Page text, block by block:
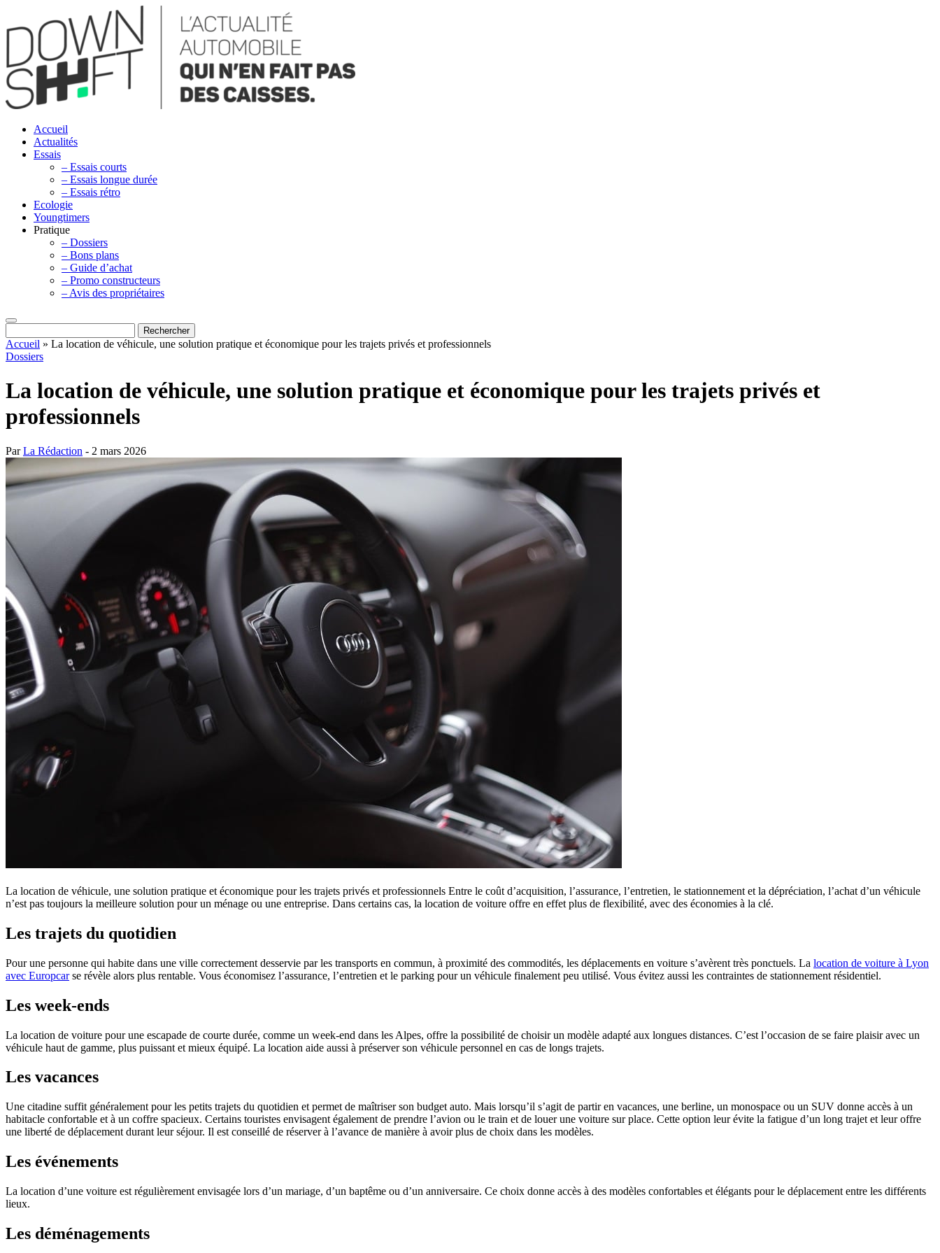
Accueil
Actualités
Essais
– Essais courts
– Essais longue durée
– Essais rétro
Ecologie
Youngtimers
Pratique
– Dossiers
– Bons plans
– Guide d’achat
– Promo constructeurs
– Avis des propriétaires
Accueil » La location de véhicule, une solution pratique et économique pour les trajets privés et professionnels
Dossiers
La location de véhicule, une solution pratique et économique pour les trajets privés et
professionnels
ParLa Rédaction - 2 mars 2026
La location de véhicule, une solution pratique et économique pour les trajets privés et professionnels Entre le coût d’acquisition, l’assurance, l’entretien, le stationnement et la dépréciation, l’achat d’un véhicule
n’est pas toujours la meilleure solution pour un ménage ou une entreprise. Dans certains cas, la location de voiture offre en effet plus de flexibilité, avec des économies à la clé.
Les trajets du quotidien
Pour une personne qui habite dans une ville correctement desservie par les transports en commun, à proximité des commodités, les déplacements en voiture s’avèrent très ponctuels. La location de voiture à Lyon
avec Europcarse révèle alors plus rentable. Vous économisez l’assurance, l’entretien et le parking pour un véhicule finalement peu utilisé. Vous évitez aussi les contraintes de stationnement résidentiel.
Les week-ends
La location de voiture pour une escapade de courte durée, comme un week-end dans les Alpes, offre la possibilité de choisir un modèle adapté aux longues distances. C’est l’occasion de se faire plaisir avec un
véhicule haut de gamme, plus puissant et mieux équipé. La location aide aussi à préserver son véhicule personnel en cas de longs trajets.
Les vacances
Une citadine suffit généralement pour les petits trajets du quotidien et permet de maîtriser son budget auto. Mais lorsqu’il s’agit de partir en vacances, une berline, un monospace ou un SUV donne accès à un
habitacle confortable et à un coffre spacieux. Certains touristes envisagent également de prendre l’avion ou le train et de louer une voiture sur place. Cette option leur évite la fatigue d’un long trajet et leur offre
une liberté de déplacement durant leur séjour. Il est conseillé de réserver à l’avance de manière à avoir plus de choix dans les modèles.
Les événements
La location d’une voiture est régulièrement envisagée lors d’un mariage, d’un baptême ou d’un anniversaire. Ce choix donne accès à des modèles confortables et élégants pour le déplacement entre les différents
lieux.
Les déménagements